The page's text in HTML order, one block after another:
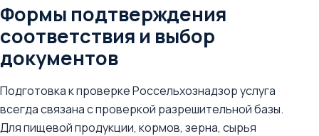
Формы подтверждения
соответствия и выбор
документов
Подготовка к проверке Россельхознадзор услуга
всегда связана с проверкой разрешительной базы.
Для пищевой продукции, кормов, зерна, сырья